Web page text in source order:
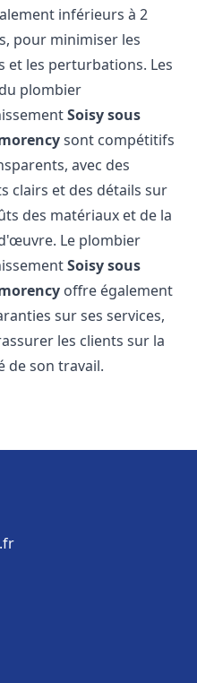
inférieurs à 2
pour minimiser les
et les perturbations. Les
plombier
Soisy sous
sont compétitifs
avec des
clairs et des détails sur
des matériaux et de la
Le plombier
Soisy sous
offre également
sur ses services,
les clients sur la
de son travail.